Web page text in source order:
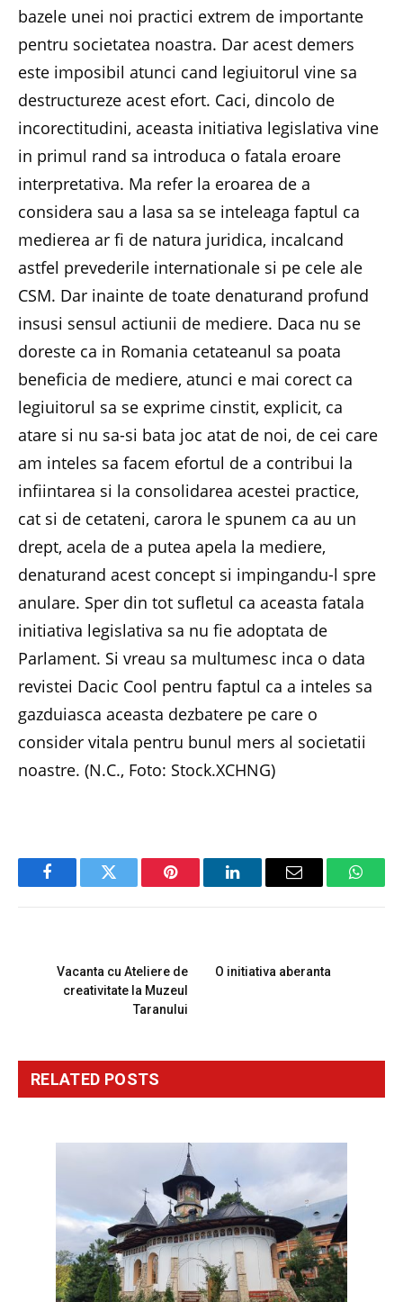
bazele unei noi practici extrem de importante
pentru societatea noastra. Dar acest demers
este imposibil atunci cand legiuitorul vine sa
destructureze acest efort. Caci, dincolo de
incorectitudini, aceasta initiativa legislativa vine
in primul rand sa introduca o fatala eroare
interpretativa. Ma refer la eroarea de a
considera sau a lasa sa se inteleaga faptul ca
medierea ar fi de natura juridica, incalcand
astfel prevederile internationale si pe cele ale
CSM. Dar inainte de toate denaturand profund
insusi sensul actiunii de mediere. Daca nu se
doreste ca in Romania cetateanul sa poata
beneficia de mediere, atunci e mai corect ca
legiuitorul sa se exprime cinstit, explicit, ca
atare si nu sa-si bata joc atat de noi, de cei care
am inteles sa facem efortul de a contribui la
infiintarea si la consolidarea acestei practice,
cat si de cetateni, carora le spunem ca au un
drept, acela de a putea apela la mediere,
denaturand acest concept si impingandu-l spre
anulare. Sper din tot sufletul ca aceasta fatala
initiativa legislativa sa nu fie adoptata de
Parlament. Si vreau sa multumesc inca o data
revistei Dacic Cool pentru faptul ca a inteles sa
gazduiasca aceasta dezbatere pe care o
consider vitala pentru bunul mers al societatii
noastre. (N.C., Foto: Stock.XCHNG)
FacebookTwitter Pinterest LinkedInEmail
Vacanta cu Ateliere de
creativitate la Muzeul
Taranului
O initiativa aberanta
RELATED POSTS